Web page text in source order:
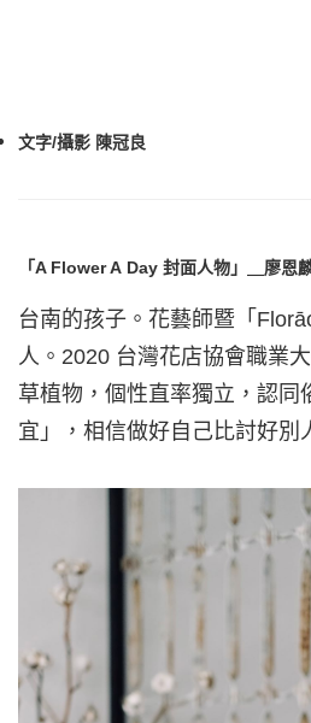
文字/攝影 陳冠良
「A Flower A Day 封面人物」＿廖恩
台南的孩子。花藝師暨「
人。2020 台灣花店協會職業
草植物，個性直率獨立，認同
宜」，相信做好自己比討好別